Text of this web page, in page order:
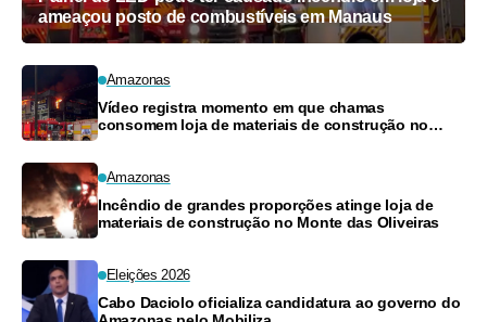
ameaçou posto de combustíveis em Manaus
Amazonas
Vídeo registra momento em que chamas
consomem loja de materiais de construção no
Amazonas
Incêndio de grandes proporções atinge loja de
materiais de construção no Monte das Oliveiras
Eleições 2026
Cabo Daciolo oficializa candidatura ao governo do